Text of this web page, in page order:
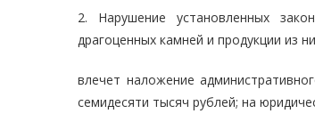
2. Нарушение установленных
драгоценных камней и продукции из
влечет наложение
семидесяти тысяч рублей; на